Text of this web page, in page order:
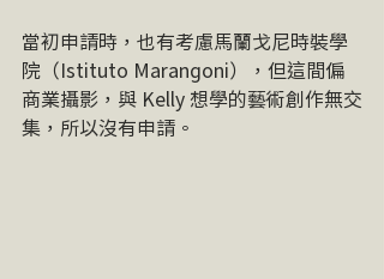
當初申請時，也有考慮馬蘭戈尼時裝學
院（Istituto Marangoni），但這間偏
商業攝影，與 Kelly 想學的藝術創作無交
集，所以沒有申請。